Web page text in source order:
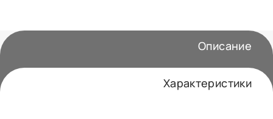
Характеристики
Описание